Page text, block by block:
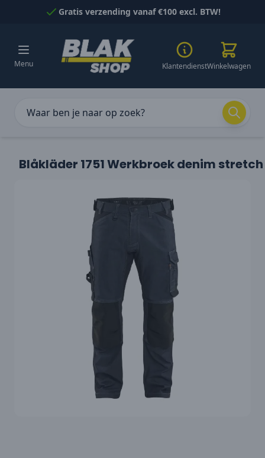
Naar inhoud gaanGratis verzending vanaf €100 excl. BTW!
Menu KlantendienstWinkelwagen
Blåkläder 1751 Werkbroek denim stretch